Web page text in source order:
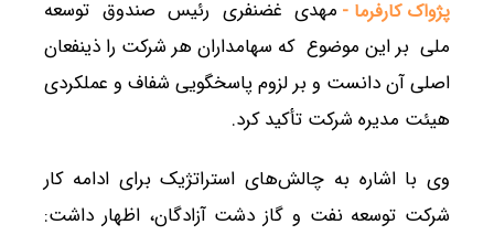
پژواک کارفرما - مهدی غضنفری رئیس صندوق توسعه
ملی بر این موضوع که سهامداران هر شرکت را ذینفعان
اصلی آن دانست و بر لزوم پاسخگویی شفاف و عملکردی
هیئت مدیره شرکت تأکید کرد.
وی با اشاره به چالش‌های استراتژیک برای ادامه کار
شرکت توسعه نفت و گاز دشت آزادگان، اظهار داشت: